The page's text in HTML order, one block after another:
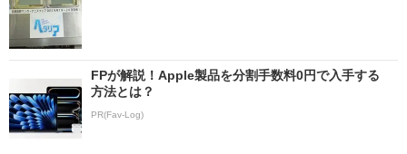
FPが解説！Apple製品を分割手数料0円で入手する
方法とは？
PR(Fav-Log)